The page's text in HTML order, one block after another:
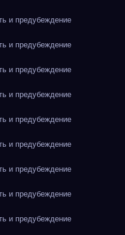
и предубеждение
и предубеждение
и предубеждение
и предубеждение
и предубеждение
и предубеждение
и предубеждение
и предубеждение
и предубеждение